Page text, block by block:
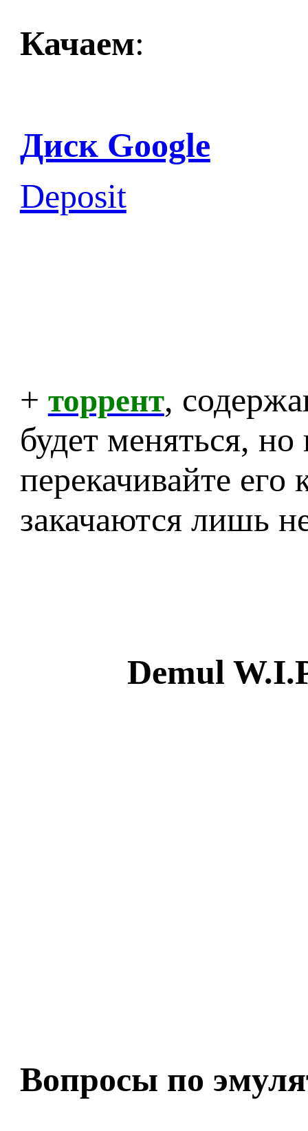
Качаем:
Диск Google
Deposit
+ торрент,
будет меняться,
перекачивайте
закачаются лишь
Demul
Вопросы по